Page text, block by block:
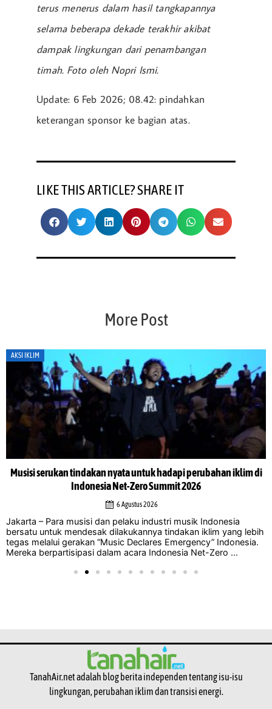
terus menerus dalam hasil tangkapannya
selama beberapa dekade terakhir akibat
dampak lingkungan dari penambangan
timah. Foto oleh Nopri Ismi.
Update: 6 Feb 2026; 08.42: pindahkan
keterangan sponsor ke bagian atas.
LIKE THIS ARTICLE? SHARE IT
More Post
AKSI IKLIM
Musisi serukan tindakan nyata untuk hadapi perubahan iklim di
Indonesia Net-Zero Summit 2026
6 Agustus 2026
Jakarta – Para musisi dan pelaku industri musik Indonesia
bersatu untuk mendesak dilakukannya tindakan iklim yang lebih
tegas melalui gerakan “Music Declares Emergency” Indonesia.
Mereka berpartisipasi dalam acara Indonesia Net-Zero ...
TanahAir.net adalah blog berita independen tentang isu-isu
lingkungan, perubahan iklim dan transisi energi.